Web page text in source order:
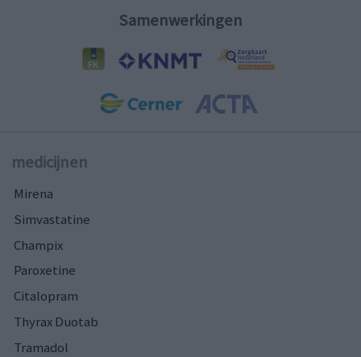
Samenwerkingen
medicijnen
Mirena
Simvastatine
Champix
Paroxetine
Citalopram
Thyrax Duotab
Tramadol